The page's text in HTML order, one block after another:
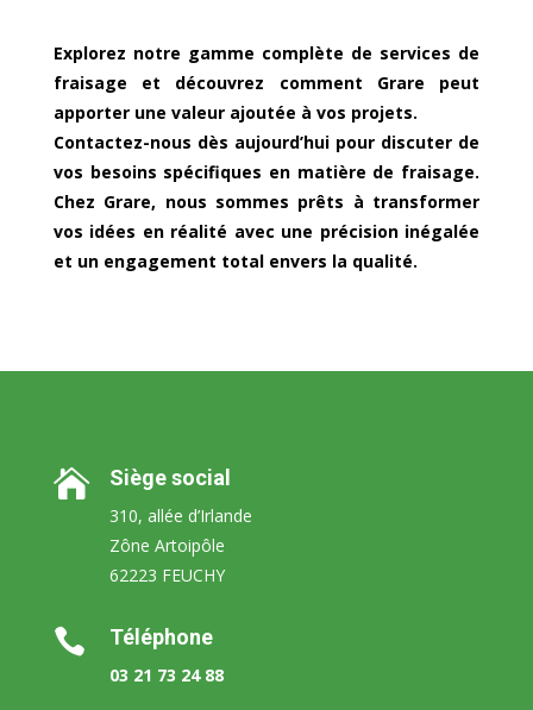
Explorez notre gamme complète de services de
fraisage et découvrez comment Grare peut
apporter une valeur ajoutée à vos projets.
Contactez-nous dès aujourd’hui pour discuter de
vos besoins spécifiques en matière de fraisage.
Chez Grare, nous sommes prêts à transformer
vos idées en réalité avec une précision inégalée
et un engagement total envers la qualité.
 Siège social
310, allée d’Irlande
Zône Artoipôle
62223 FEUCHY
 Téléphone
03 21 73 24 88